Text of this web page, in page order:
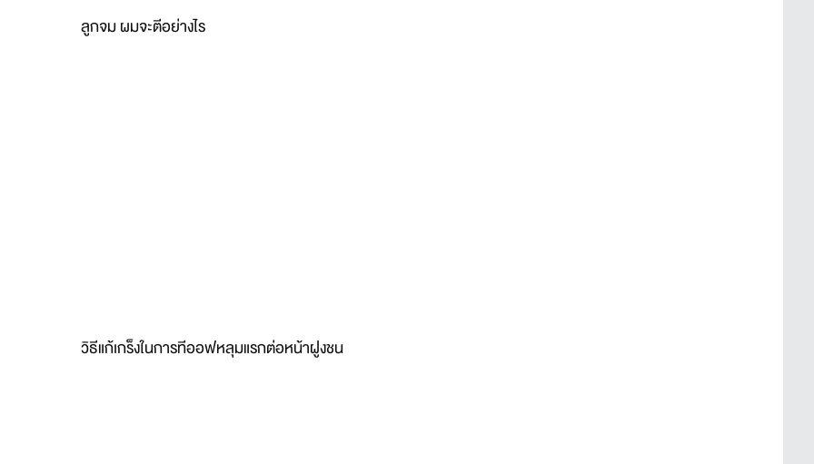
ลูกจม ผมจะตีอย่างไร
วิธีแก้เกร็งในการทีออฟหลุมแรกต่อหน้าฝูงชน